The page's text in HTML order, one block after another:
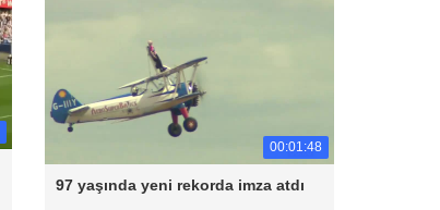
00:01:48
97 yaşında yeni rekorda imza atdı